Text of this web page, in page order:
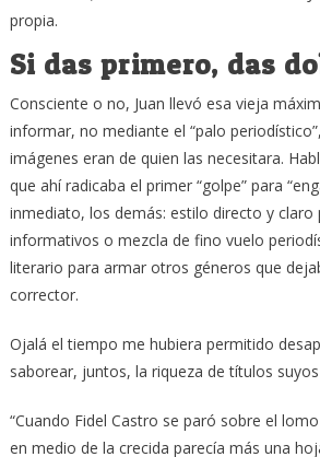
propia.
Si das primero, das
Consciente o no, Juan llevó esa vieja
informar, no mediante el “palo
imágenes eran de quien las necesitara.
que ahí radicaba el primer “golpe” para
inmediato, los demás: estilo directo y claro
informativos o mezcla de fino vuelo
literario para armar otros géneros que
corrector.
Ojalá el tiempo me hubiera permitido
saborear, juntos, la riqueza de títulos
“Cuando Fidel Castro se paró sobre el
en medio de la crecida parecía más una